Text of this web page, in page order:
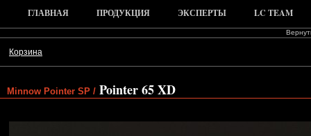
ГЛАВНАЯ ПРОДУКЦИЯ ЭКСПЕРТЫ LC TEAM
Корзина
Minnow Pointer SP / Pointer 65 XD